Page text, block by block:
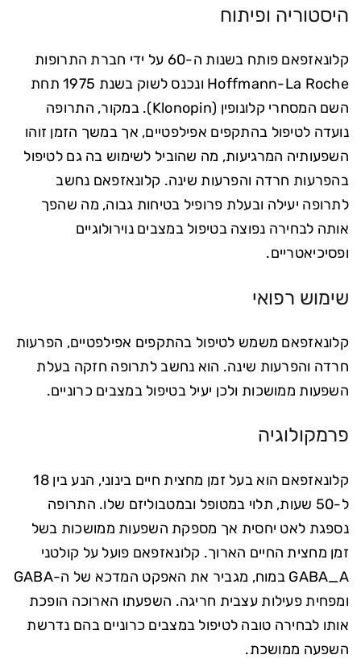
היסטוריה ופיתוח
קלונאזפאם פותח בשנות ה-60 על ידי חברת התרופות
Hoffmann-La Roche ונכנס לשוק בשנת 1975 תחת
השם המסחרי קלונופין (Klonopin). במקור, התרופה
נועדה לטיפול בהתקפים אפילפטיים, אך במשך הזמן זוהו
השפעותיה המרגיעות, מה שהוביל לשימוש בה גם לטיפול
בהפרעות חרדה והפרעות שינה. קלונאזפאם נחשב
לתרופה יעילה ובעלת פרופיל בטיחות גבוה, מה שהפך
אותה לבחירה נפוצה בטיפול במצבים נוירולוגיים
ופסיכיאטריים.
שימוש רפואי
קלונאזפאם משמש לטיפול בהתקפים אפילפטיים, הפרעות
חרדה והפרעות שינה. הוא נחשב לתרופה חזקה בעלת
השפעות ממושכות ולכן יעיל בטיפול במצבים כרוניים.
פרמקולוגיה
קלונאזפאם הוא בעל זמן מחצית חיים בינוני, הנע בין 18
ל-50 שעות, תלוי במטופל ובמטבוליזם שלו. התרופה
נספגת לאט יחסית אך מספקת השפעות ממושכות בשל
זמן מחצית החיים הארוך. קלונאזפאם פועל על קולטני
GABA_A במוח, מגביר את האפקט המדכא של ה-GABA
ומפחית פעילות עצבית חריגה. השפעתו הארוכה הופכת
אותו לבחירה טובה לטיפול במצבים כרוניים בהם נדרשת
השפעה ממושכת.